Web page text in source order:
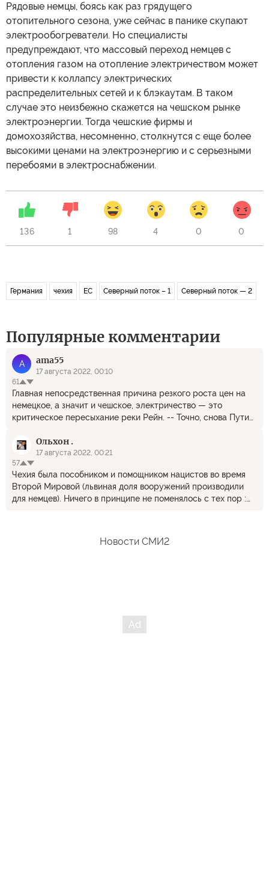
Рядовые немцы, боясь как раз грядущего
отопительного сезона, уже сейчас в панике скупают
электрообогреватели. Но специалисты
предупреждают, что массовый переход немцев с
отопления газом на отопление электричеством может
привести к коллапсу электрических
распределительных сетей и к блэкаутам. В таком
случае это неизбежно скажется на чешском рынке
электроэнергии. Тогда чешские фирмы и
домохозяйства, несомненно, столкнутся с еще более
высокими ценами на электроэнергию и с серьезными
перебоями в электроснабжении.
136 1 98 4 0 0
Германия чехия ЕС Северный поток – 1 Северный поток — 2
Популярные комментарии
A ama55
17 августа 2022, 00:10
61
Главная непосредственная причина резкого роста цен на
немецкое, а значит и чешское, электричество — это
критическое пересыхание реки Рейн. -- Точно, снова Путин
миллиардов евро ежегодно за счёт дешёвых российских
энергоресурсов, в статье ни слова...
Ольхон .
17 августа 2022, 00:21
57
Чехия была пособником и помощником нацистов во время
Второй Мировой (львиная доля вооружений производили
для немцев). Ничего в принципе не поменялось с тех пор :
Новости СМИ2